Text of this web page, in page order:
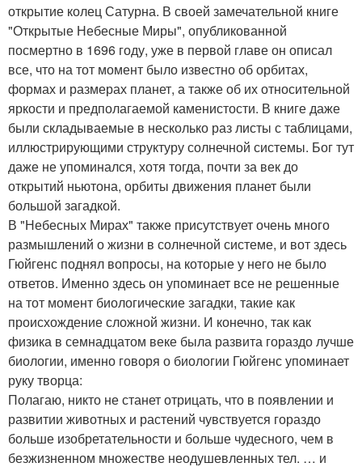
открытие колец Сатурна. В своей замечательной книге
"Открытые Небесные Миры", опубликованной
посмертно в 1696 году, уже в первой главе он описал
все, что на тот момент было известно об орбитах,
формах и размерах планет, а также об их относительной
яркости и предполагаемой каменистости. В книге даже
были складываемые в несколько раз листы с таблицами,
иллюстрирующими структуру солнечной системы. Бог тут
даже не упоминался, хотя тогда, почти за век до
открытий ньютона, орбиты движения планет были
большой загадкой.
В "Небесных Мирах" также присутствует очень много
размышлений о жизни в солнечной системе, и вот здесь
Гюйгенс поднял вопросы, на которые у него не было
ответов. Именно здесь он упоминает все не решенные
на тот момент биологические загадки, такие как
происхождение сложной жизни. И конечно, так как
физика в семнадцатом веке была развита гораздо лучше
биологии, именно говоря о биологии Гюйгенс упоминает
руку творца:
Полагаю, никто не станет отрицать, что в появлении и
развитии животных и растений чувствуется гораздо
больше изобретательности и больше чудесного, чем в
безжизненном множестве неодушевленных тел. … и